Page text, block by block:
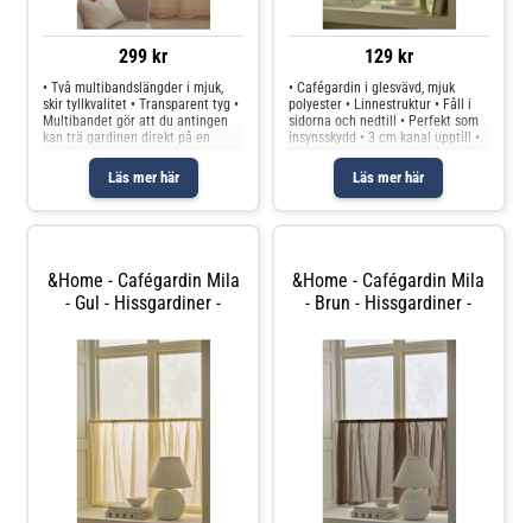
299 kr
Läs mer här
• Två multibandslängder i mjuk,
skir tyllkvalitet • Transparent tyg •
Multibandet gör att du antingen
kan trä gardinen direkt på en
hällorna eller använda ringar och
nålkrokar (ej fingerkrokar).
Produkten innehåller spårbar
129 kr
Läs mer här
• Cafégardin i glesvävd, mjuk
polyester • Linnestruktur • Fåll i
sidorna och nedtill • Perfekt som
insynsskydd • 3 cm kanal upptill •
gardinspiral kan användas
Produkten innehåller spårbart,
återvunnet material och
&Home - Cafégardin Mila
- Gul - Hissgardiner -
&Home - Cafégardin Mila
- Brun - Hissgardiner -